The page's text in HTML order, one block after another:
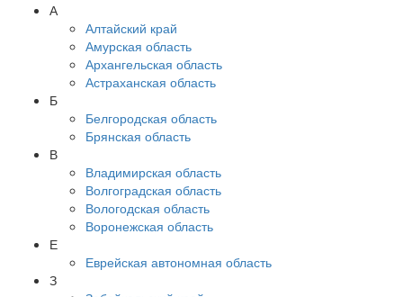
А
Алтайский край
Амурская область
Архангельская область
Астраханская область
Б
Белгородская область
Брянская область
В
Владимирская область
Волгоградская область
Вологодская область
Воронежская область
Е
Еврейская автономная область
З